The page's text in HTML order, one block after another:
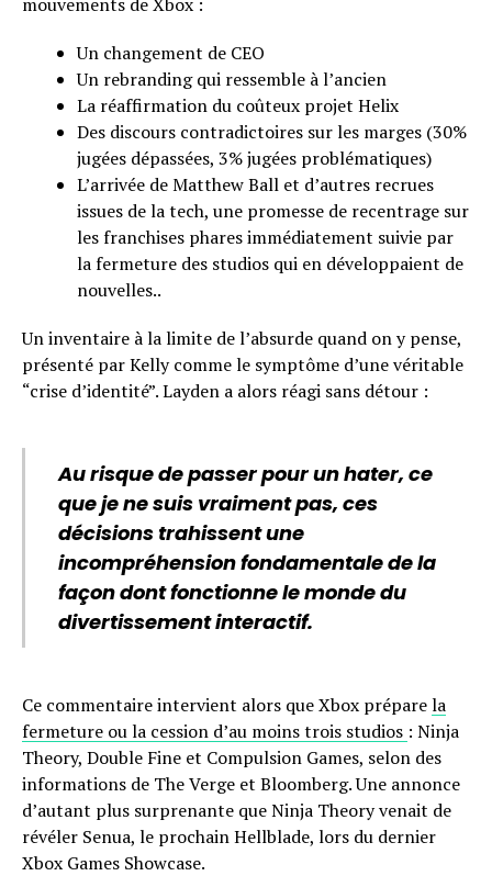
Un changement de CEO
Un rebranding qui ressemble à l’ancien
La réaffirmation du coûteux projet Helix
Des discours contradictoires sur les marges (30%
jugées dépassées, 3% jugées problématiques)
L’arrivée de Matthew Ball et d’autres recrues
issues de la tech, une promesse de recentrage sur
les franchises phares immédiatement suivie par
la fermeture des studios qui en développaient de
nouvelles..
Un inventaire à la limite de l’absurde quand on y pense,
présenté par Kelly comme le symptôme d’une véritable
“crise d’identité”. Layden a alors réagi sans détour :
Au risque de passer pour un hater, ce
que je ne suis vraiment pas, ces
décisions trahissent une
incompréhension fondamentale de la
façon dont fonctionne le monde du
divertissement interactif.
Ce commentaire intervient alors que Xbox préparela
fermeture ou la cession d’au moins trois studios : Ninja
Theory, Double Fine et Compulsion Games, selon des
informations de The Verge et Bloomberg. Une annonce
d’autant plus surprenante que Ninja Theory venait de
révéler Senua, le prochain Hellblade, lors du dernier
Xbox Games Showcase.